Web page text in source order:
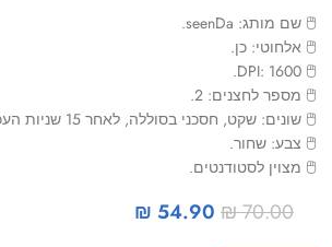
🖱 שם מותג: seenDa.
🖱 אלחוטי: כן.
🖱 DPI: 1600.
🖱 מספר לחצנים: 2.
🖱 שונים: שקט, חסכני בסוללה, לאחר 15 שניות העכבר נכבה.
🖱 צבע: שחור.
🖱 מצוין לסטודנטים.
₪70.00
₪ 54.90